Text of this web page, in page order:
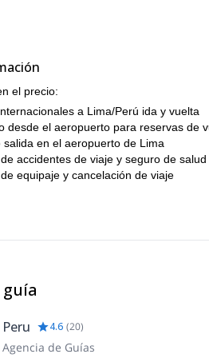
el precio:
a Lima/Perú ida y vuelta
desde el aeropuerto para reservas de
salida en el aeropuerto de Lima
accidentes de viaje y seguro de salud
equipaje y cancelación de viaje
al Parque Nacional Huascarán
Andina 2 noches en Lima
Sebastián 4 noches en Huaraz
en el aeropuerto en Lima hacia el Hotel
personal (como botas, piolet,
guía
Peru 4.6 (20)
Agencia de Guías